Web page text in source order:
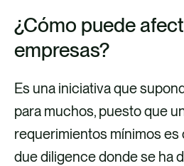
¿Cómo puede
empresas?
Es una iniciativa que
para muchos, puesto que
requerimientos mínimos es
due diligence donde se ha